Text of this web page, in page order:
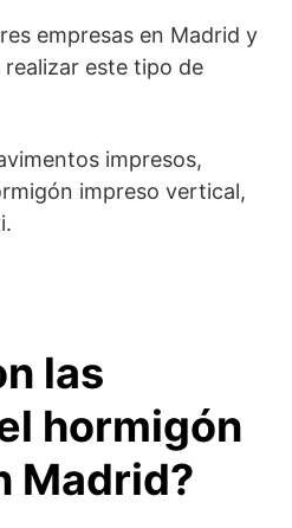
empresas en Madrid y
este tipo de
impresos,
impreso vertical,
las
hormigón
Madrid?